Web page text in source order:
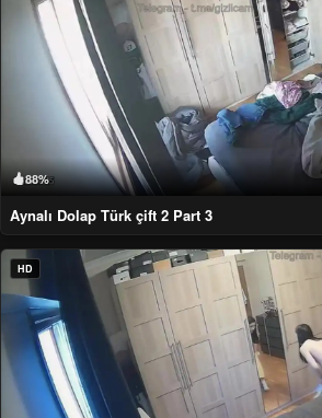
88%
Aynalı Dolap Türk çift 2 Part 3
HD